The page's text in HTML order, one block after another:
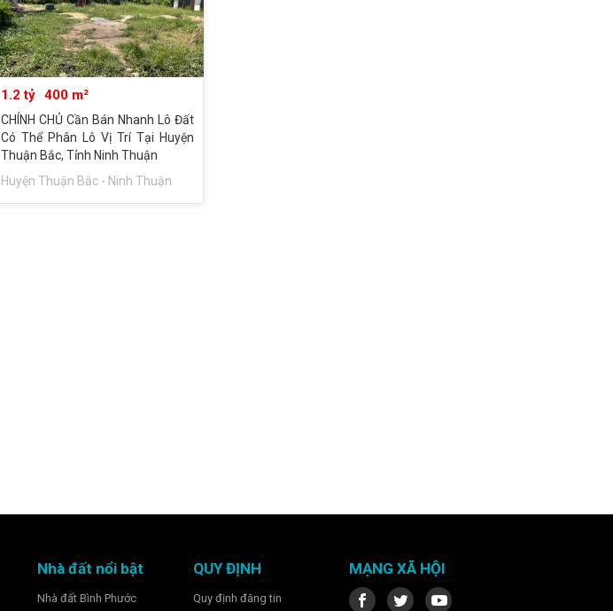
1.2 tỷ 400 m²
CHÍNH CHỦ Cần Bán Nhanh Lô Đất
Có Thể Phân Lô Vị Trí Tại Huyện
Thuận Bắc, Tỉnh Ninh Thuận
Huyện Thuận Bắc - Ninh Thuận
Nhà đất nổi bật
Nhà đất Bình Phước
QUY ĐỊNH
Quy định đăng tin
MẠNG XÃ HỘI